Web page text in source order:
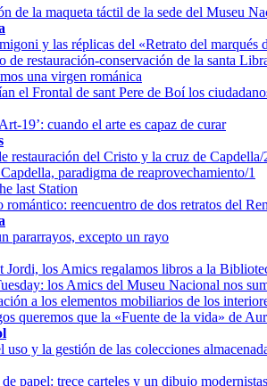
de la maqueta táctil de la sede del Museu
y las réplicas del «Retrato del marqués
de restauración-conservación de la santa
una virgen románica
el Frontal de sant Pere de Boí los
19’: cuando el arte es capaz de curar
restauración del Cristo y la cruz de Capdella/
paradigma de reaprovechamiento/1
last Station
romántico: reencuentro de dos retratos del
pararrayos, excepto un rayo
Jordi, los Amics regalamos libros a la
los Amics del Museu Nacional nos
a los elementos mobiliarios de los
queremos que la «Fuente de la vida» de
uso y la gestión de las colecciones
de papel: trece carteles y un dibujo modernistas